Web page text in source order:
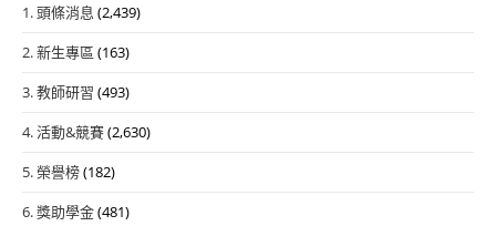
1. 頭條消息 (2,439)
2. 新生專區 (163)
3. 教師研習 (493)
4. 活動&競賽(2,630)
5. 榮譽榜(182)
6. 獎助學金(481)